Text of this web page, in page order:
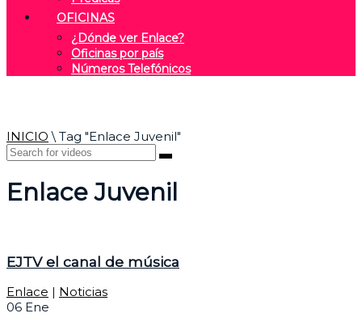
OFICINAS
¿Dónde ver Enlace?
Oficinas por país
Números Telefónicos
INICIO \ Tag "Enlace Juvenil"
Enlace Juvenil
EJTV el canal de música
Enlace | Noticias
06 Ene